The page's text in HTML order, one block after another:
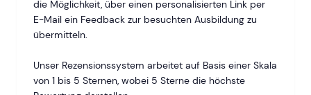
die Möglichkeit, über einen personalisierten Link per
E-Mail ein Feedback zur besuchten Ausbildung zu
übermitteln.
Unser Rezensionssystem arbeitet auf Basis einer Skala
von 1 bis 5 Sternen, wobei 5 Sterne die höchste